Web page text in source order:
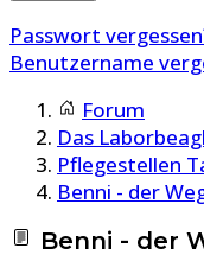
Passwort
Benutzername
Forum
Das
Pflegestellen
Benni - der
Benni - der